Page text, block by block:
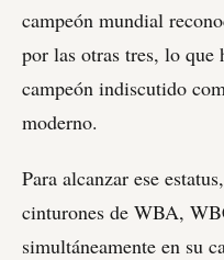
campeón mundial
por las otras tres, lo que
campeón indiscutido
moderno.
Para alcanzar ese
cinturones de WBA,
simultáneamente en su